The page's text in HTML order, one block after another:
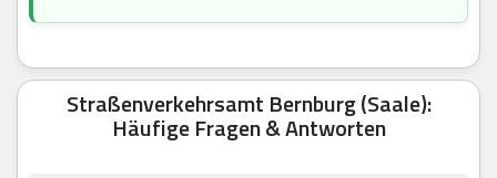
Straßenverkehrsamt Bernburg (Saale):
Häufige Fragen & Antworten